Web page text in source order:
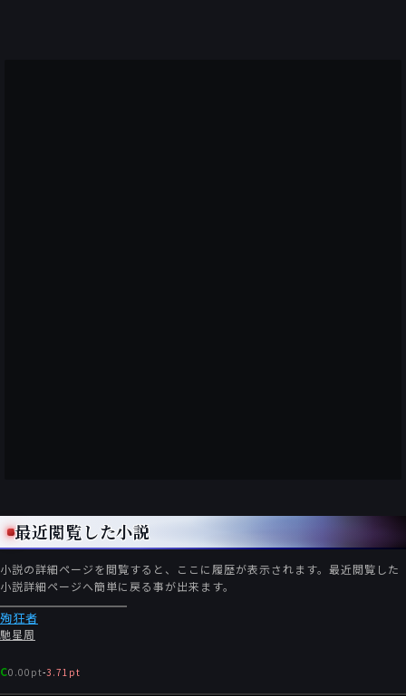
最近閲覧した小説
小説の詳細ページを閲覧すると、ここに履歴が表示されます。最近閲覧した
小説詳細ページへ簡単に戻る事が出来ます。
殉狂者
馳星周
C0.00pt-3.71pt